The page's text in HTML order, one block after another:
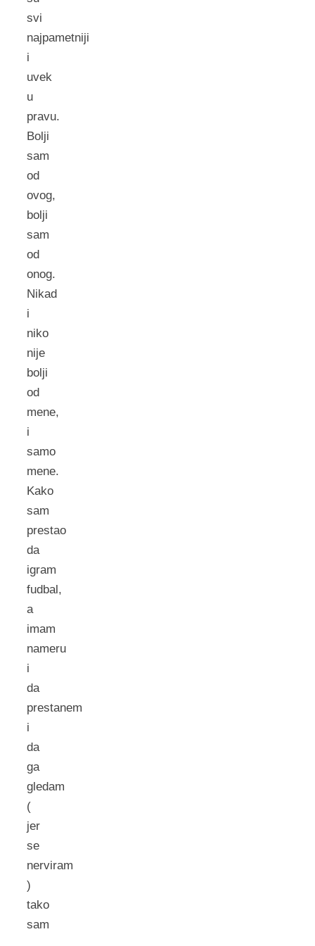
svi
najpametniji
i
uvek
u
pravu.
Bolji
sam
od
ovog,
bolji
sam
od
onog.
Nikad
i
niko
nije
bolji
od
mene,
i
samo
mene.
Kako
sam
prestao
da
igram
fudbal,
a
imam
nameru
i
da
prestanem
i
da
ga
gledam
(
jer
se
nerviram
)
tako
sam